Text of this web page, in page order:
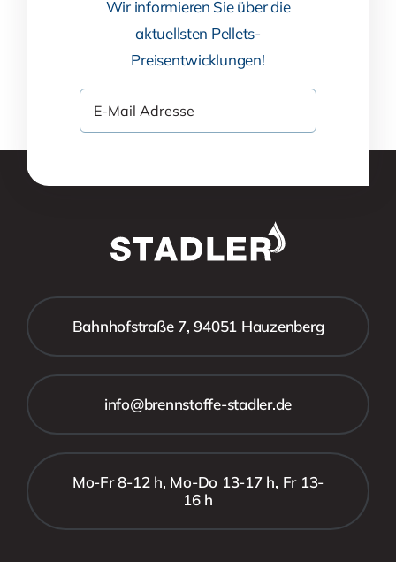
Wir informieren Sie über die
aktuellsten Pellets-
Preisentwicklungen!
Bahnhofstraße 7, 94051 Hauzenberg
info@brennstoffe-stadler.de
Mo-Fr 8-12 h, Mo-Do 13-17 h, Fr 13-
16 h